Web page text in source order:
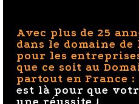
Avec plus de 25
dans le domaine de
pour les
que ce soit au
partout en France :
est là pour que